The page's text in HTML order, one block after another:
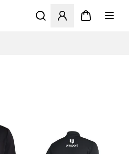
Åbner en Modal til at